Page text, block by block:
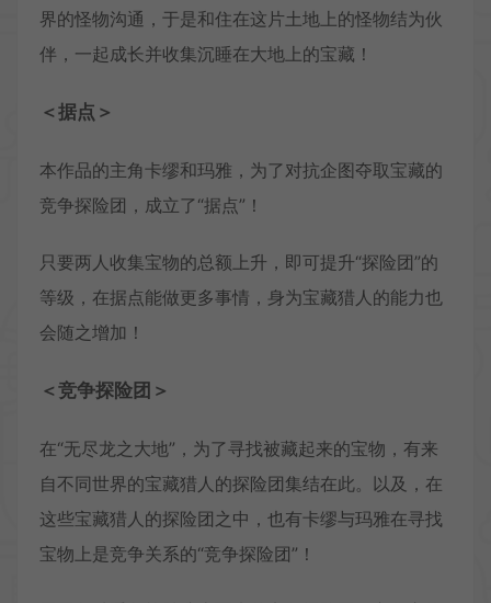
界的怪物沟通，于是和住在这片土地上的怪物结为伙
伴，一起成长并收集沉睡在大地上的宝藏！
＜据点＞
本作品的主角卡缪和玛雅，为了对抗企图夺取宝藏的
竞争探险团，成立了“据点”！
只要两人收集宝物的总额上升，即可提升“探险团”的
等级，在据点能做更多事情，身为宝藏猎人的能力也
会随之增加！
＜竞争探险团＞
在“无尽龙之大地”，为了寻找被藏起来的宝物，有来
自不同世界的宝藏猎人的探险团集结在此。以及，在
这些宝藏猎人的探险团之中，也有卡缪与玛雅在寻找
宝物上是竞争关系的“竞争探险团”！